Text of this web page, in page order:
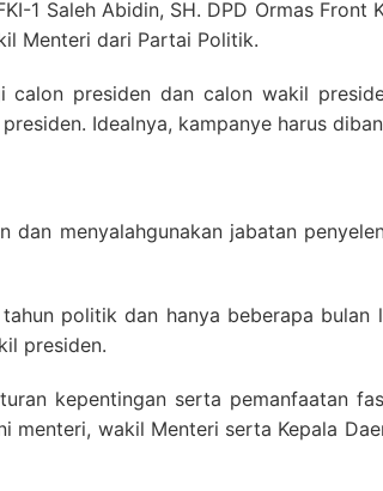
1 Saleh Abidin, SH. DPD Ormas
Menteri dari Partai Politik.
calon presiden dan calon wakil
Idealnya, kampanye harus
dan menyalahgunakan jabatan
politik dan hanya beberapa
presiden.
kepentingan serta pemanfaatan
menteri, wakil Menteri serta Kepala